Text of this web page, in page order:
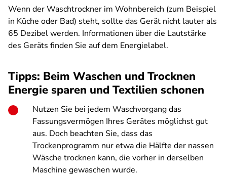
Wenn der Waschtrockner im Wohnbereich (zum Beispiel
in Küche oder Bad) steht, sollte das Gerät nicht lauter als
65 Dezibel werden. Informationen über die Lautstärke
des Geräts finden Sie auf dem Energielabel.
Tipps: Beim Waschen und Trocknen
Energie sparen und Textilien schonen
Nutzen Sie bei jedem Waschvorgang das
Fassungsvermögen Ihres Gerätes möglichst gut
aus. Doch beachten Sie, dass das
Trockenprogramm nur etwa die Hälfte der nassen
Wäsche trocknen kann, die vorher in derselben
Maschine gewaschen wurde.